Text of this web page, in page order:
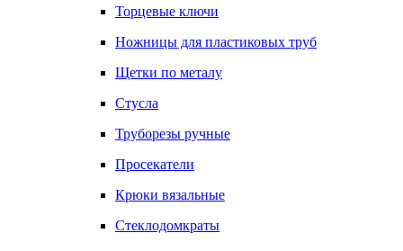
Торцевые ключи
Ножницы для пластиковых труб
Щетки по металу
Стусла
Труборезы ручные
Просекатели
Крюки вязальные
Стеклодомкраты